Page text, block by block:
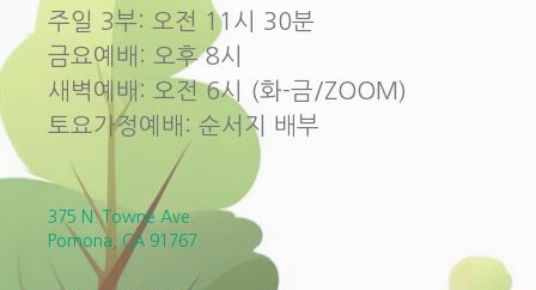
주일 3부: 오전 11시 30분
금요예배: 오후 8시
새벽예배: 오전 6시 (화-금/ZOOM)
토요가정예배: 순서지 배부
375 N. Towne Ave.
Pomona, CA 91767